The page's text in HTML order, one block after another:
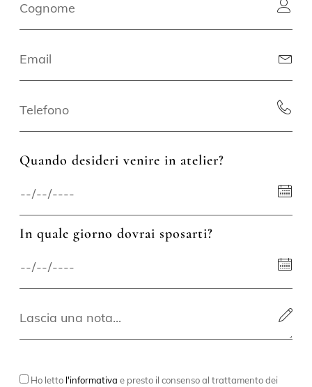
Quando desideri venire in atelier?
In quale giorno dovrai sposarti?
Ho letto l'informativa e presto il consenso al trattamento dei